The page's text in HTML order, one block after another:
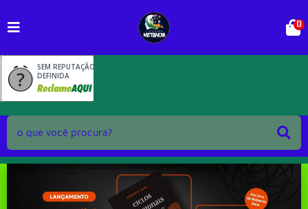
SEM REPUTAÇÃO
DEFINIDA
0